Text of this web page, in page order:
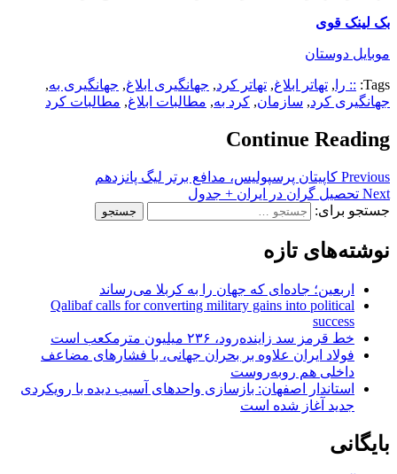
بک لینک قوی
موبایل دوستان
Tags: :: را , تهاتر ابلاغ, تهاتر کرد, جهانگیری ابلاغ, جهانگیری به,
جهانگیری کرد, سازمان, کرد به, مطالبات ابلاغ, مطالبات کرد
Continue Reading
Previous کاپیتان پرسپولیس، مدافع برتر لیگ پانزدهم
Next تحصیل گران در ایران + جدول
جستجو برای:
نوشته‌های تازه
اربعین؛ جاده‌ای که جهان را به کربلا می‌رساند
Qalibaf calls for converting military gains into political
success
خط قرمز سد زاینده‌رود، ۲۳۶ میلیون مترمکعب است
فولاد ایران علاوه بر بحران جهانی، با فشارهای مضاعف
داخلی هم روبه‌روست
استاندار اصفهان: بازسازی واحدهای آسیب دیده با رویکردی
جدید آغاز شده است
بایگانی